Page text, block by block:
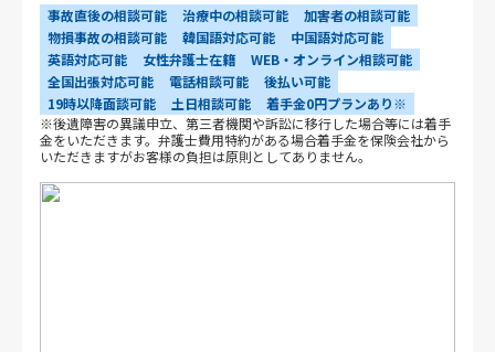
事故直後の相談可能
治療中の相談可能
加害者の相談可能
物損事故の相談可能
韓国語対応可能
中国語対応可能
英語対応可能
女性弁護士在籍
WEB・オンライン相談可能
全国出張対応可能
電話相談可能
後払い可能
19時以降面談可能
土日相談可能
着手金0円プランあり※
※後遺障害の異議申立、第三者機関や訴訟に移行した場合等には着手
金をいただきます。弁護士費用特約がある場合着手金を保険会社から
いただきますがお客様の負担は原則としてありません。